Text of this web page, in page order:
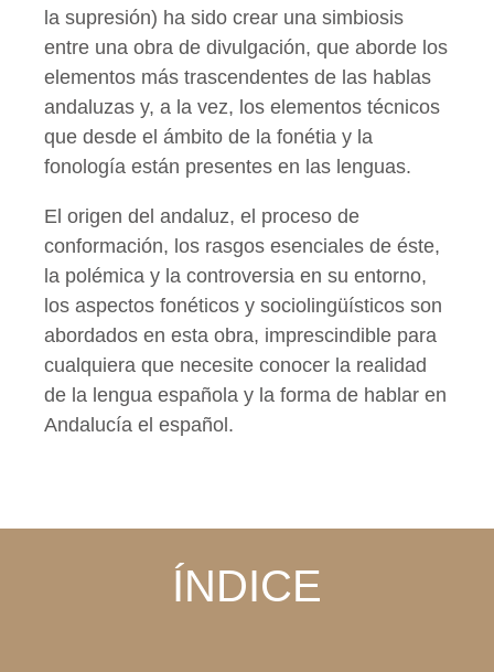
la supresión) ha sido crear una simbiosis
entre una obra de divulgación, que aborde los
elementos más trascendentes de las hablas
andaluzas y, a la vez, los elementos técnicos
que desde el ámbito de la fonétia y la
fonología están presentes en las lenguas.
El origen del andaluz, el proceso de
conformación, los rasgos esenciales de éste,
la polémica y la controversia en su entorno,
los aspectos fonéticos y sociolingüísticos son
abordados en esta obra, imprescindible para
cualquiera que necesite conocer la realidad
de la lengua española y la forma de hablar en
Andalucía el español.
ÍNDICE